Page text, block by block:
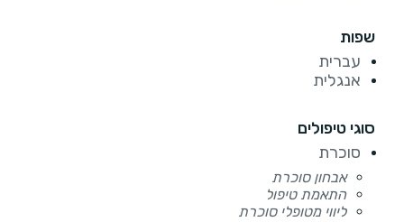
שפות
עברית
אנגלית
סוגי טיפולים
סוכרת
אבחון סוכרת
התאמת טיפול
ליווי מטופלי סוכרת